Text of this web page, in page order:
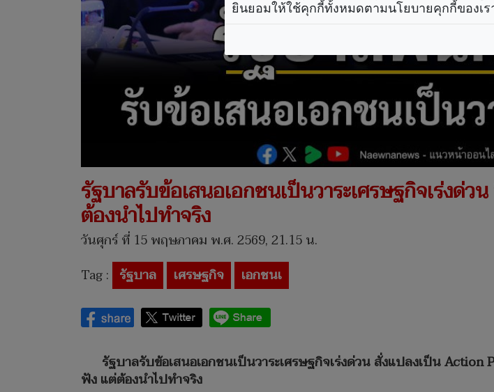
รัฐบาลรับข้อเสนอเอกชนเป็นวาระเศรษฐกิจเร่งด่
ต้องนำไปทำจริง
วันศุกร์ ที่ 15 พฤษภาคม พ.ศ. 2569, 21.15 น.
Tag : รัฐบาล เศรษฐกิจ เอกชนเ
รัฐบาลรับข้อเสนอเอกชนเป็นวาระเศรษฐกิจเร่งด่วน สั่งแปลงเป็น
ฟัง แต่ต้องนำไปทำจริง
ยินยอมให้ใช้คุกกี้ทั้งหมดตามนโยบายคุกกี้ของเร